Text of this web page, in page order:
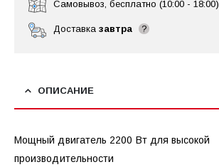
Самовывоз, бесплатно (10:00 - 18:00)
Доставка завтра ?
ОПИСАНИЕ
Мощный двигатель 2200 Вт для высокой
производительности